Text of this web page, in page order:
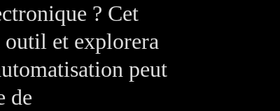
? Cet
et explorera
peut
de